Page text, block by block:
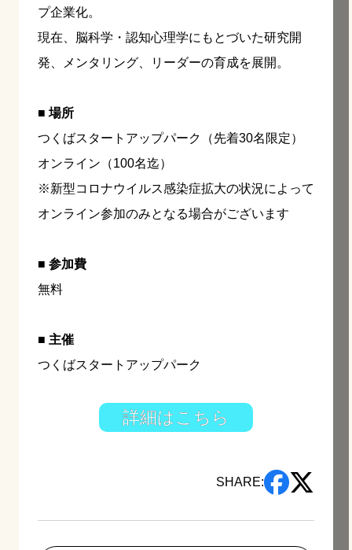
プ企業化。
現在、脳科学・認知心理学にもとづいた研究開
発、メンタリング、リーダーの育成を展開。
■ 場所
つくばスタートアップパーク（先着30名限定）
オンライン（100名迄）
※新型コロナウイルス感染症拡大の状況によって
オンライン参加のみとなる場合がございます
■ 参加費
無料
■ 主催
つくばスタートアップパーク
詳細はこちら
SHARE: